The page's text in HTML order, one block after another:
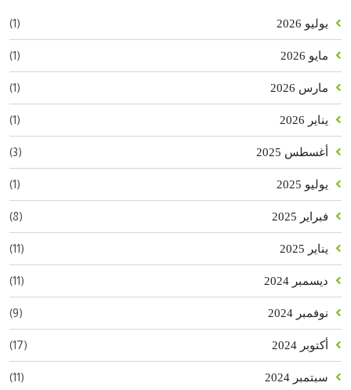
يوليو 2026 (1)
مايو 2026 (1)
مارس 2026 (1)
يناير 2026 (1)
أغسطس 2025 (3)
يوليو 2025 (1)
فبراير 2025 (8)
يناير 2025 (11)
ديسمبر 2024 (11)
نوفمبر 2024 (9)
أكتوبر 2024 (17)
سبتمبر 2024 (11)